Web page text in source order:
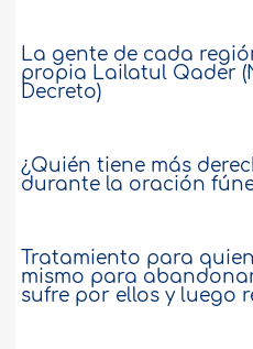
La gente de cada
propia Lailatul Qader
Decreto)
¿Quién tiene más
durante la oración
Tratamiento para
mismo para
sufre por ellos y luego